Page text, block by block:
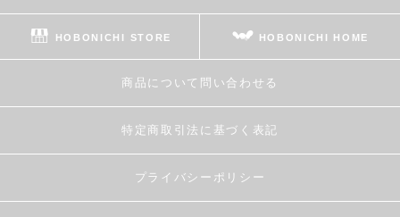
HOBONICHI STORE HOBONICHI HOME
商品について問い合わせる
特定商取引法に基づく表記
プライバシーポリシー